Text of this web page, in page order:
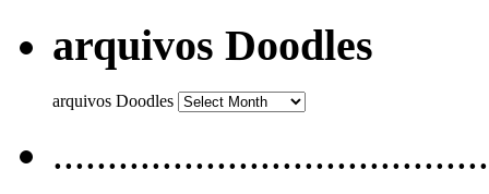
arquivos Doodles
arquivos Doodles